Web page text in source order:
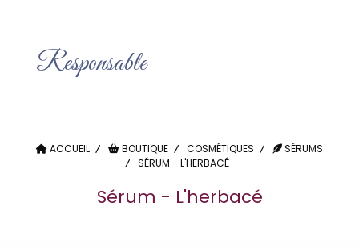
Responsable
ACCUEIL BOUTIQUE COSMÉTIQUES
SÉRUMS
SÉRUM - L'HERBACÉ
Sérum - L'herbacé